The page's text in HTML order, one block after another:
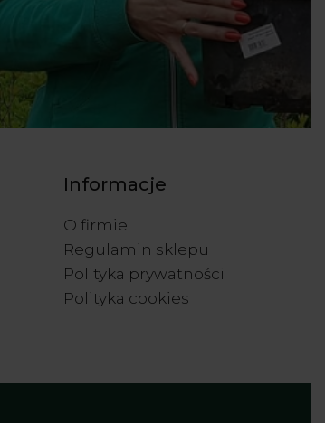
Informacje
O firmie
Regulamin sklepu
Polityka prywatności
Polityka cookies